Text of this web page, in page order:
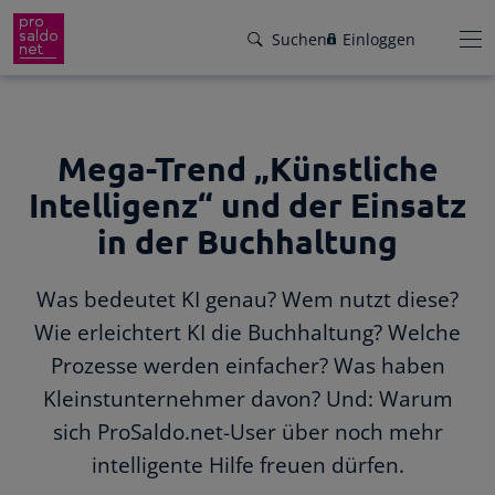
Funktionen
Wir helfen dir!
Von Buchungsbeispielen über HowTo-
Videos bis zu persönlichem Support per E-
Mail, Telefon oder Live-Chat.
Unser Hilfeangebot
Rechnungen schreiben
Rechnungen im Handumdrehen
Preise
Gründer-Paket
Rückenwind für den Weg in die
Selbstständigkeit: ProSaldo.net für
Für Steuerberater
Effiziente Zusammenarbeit
Facebook
Instagram
LinkedIn
YouTube
Suchen Einloggen
Mega-Trend „Künstliche
Intelligenz“ und der Einsatz
in der Buchhaltung
Was bedeutet KI genau? Wem nutzt diese?
Wie erleichtert KI die Buchhaltung? Welche
Prozesse werden einfacher? Was haben
Kleinstunternehmer davon? Und: Warum
sich ProSaldo.net-User über noch mehr
intelligente Hilfe freuen dürfen.